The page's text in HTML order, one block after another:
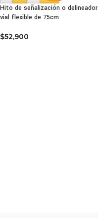
Hito de señalización o delineador
vial flexible de 75cm
$52,900